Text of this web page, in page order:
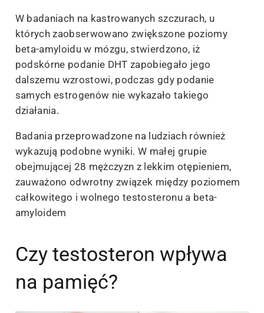
W badaniach na kastrowanych szczurach, u
których zaobserwowano zwiększone poziomy
beta-amyloidu w mózgu, stwierdzono, iż
podskórne podanie DHT zapobiegało jego
dalszemu wzrostowi, podczas gdy podanie
samych estrogenów nie wykazało takiego
działania.
Badania przeprowadzone na ludziach również
wykazują podobne wyniki. W małej grupie
obejmującej 28 mężczyzn z lekkim otępieniem,
zauważono odwrotny związek między poziomem
całkowitego i wolnego testosteronu a beta-
amyloidem
Czy testosteron wpływa
na pamięć?